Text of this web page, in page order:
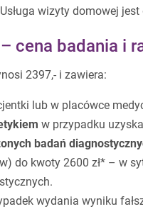
wizyty domowej jest
cena badania i
2397,- i zawiera:
lub w placówce
w przypadku
badań
do kwoty 2600 zł* – w
wydania wyniku